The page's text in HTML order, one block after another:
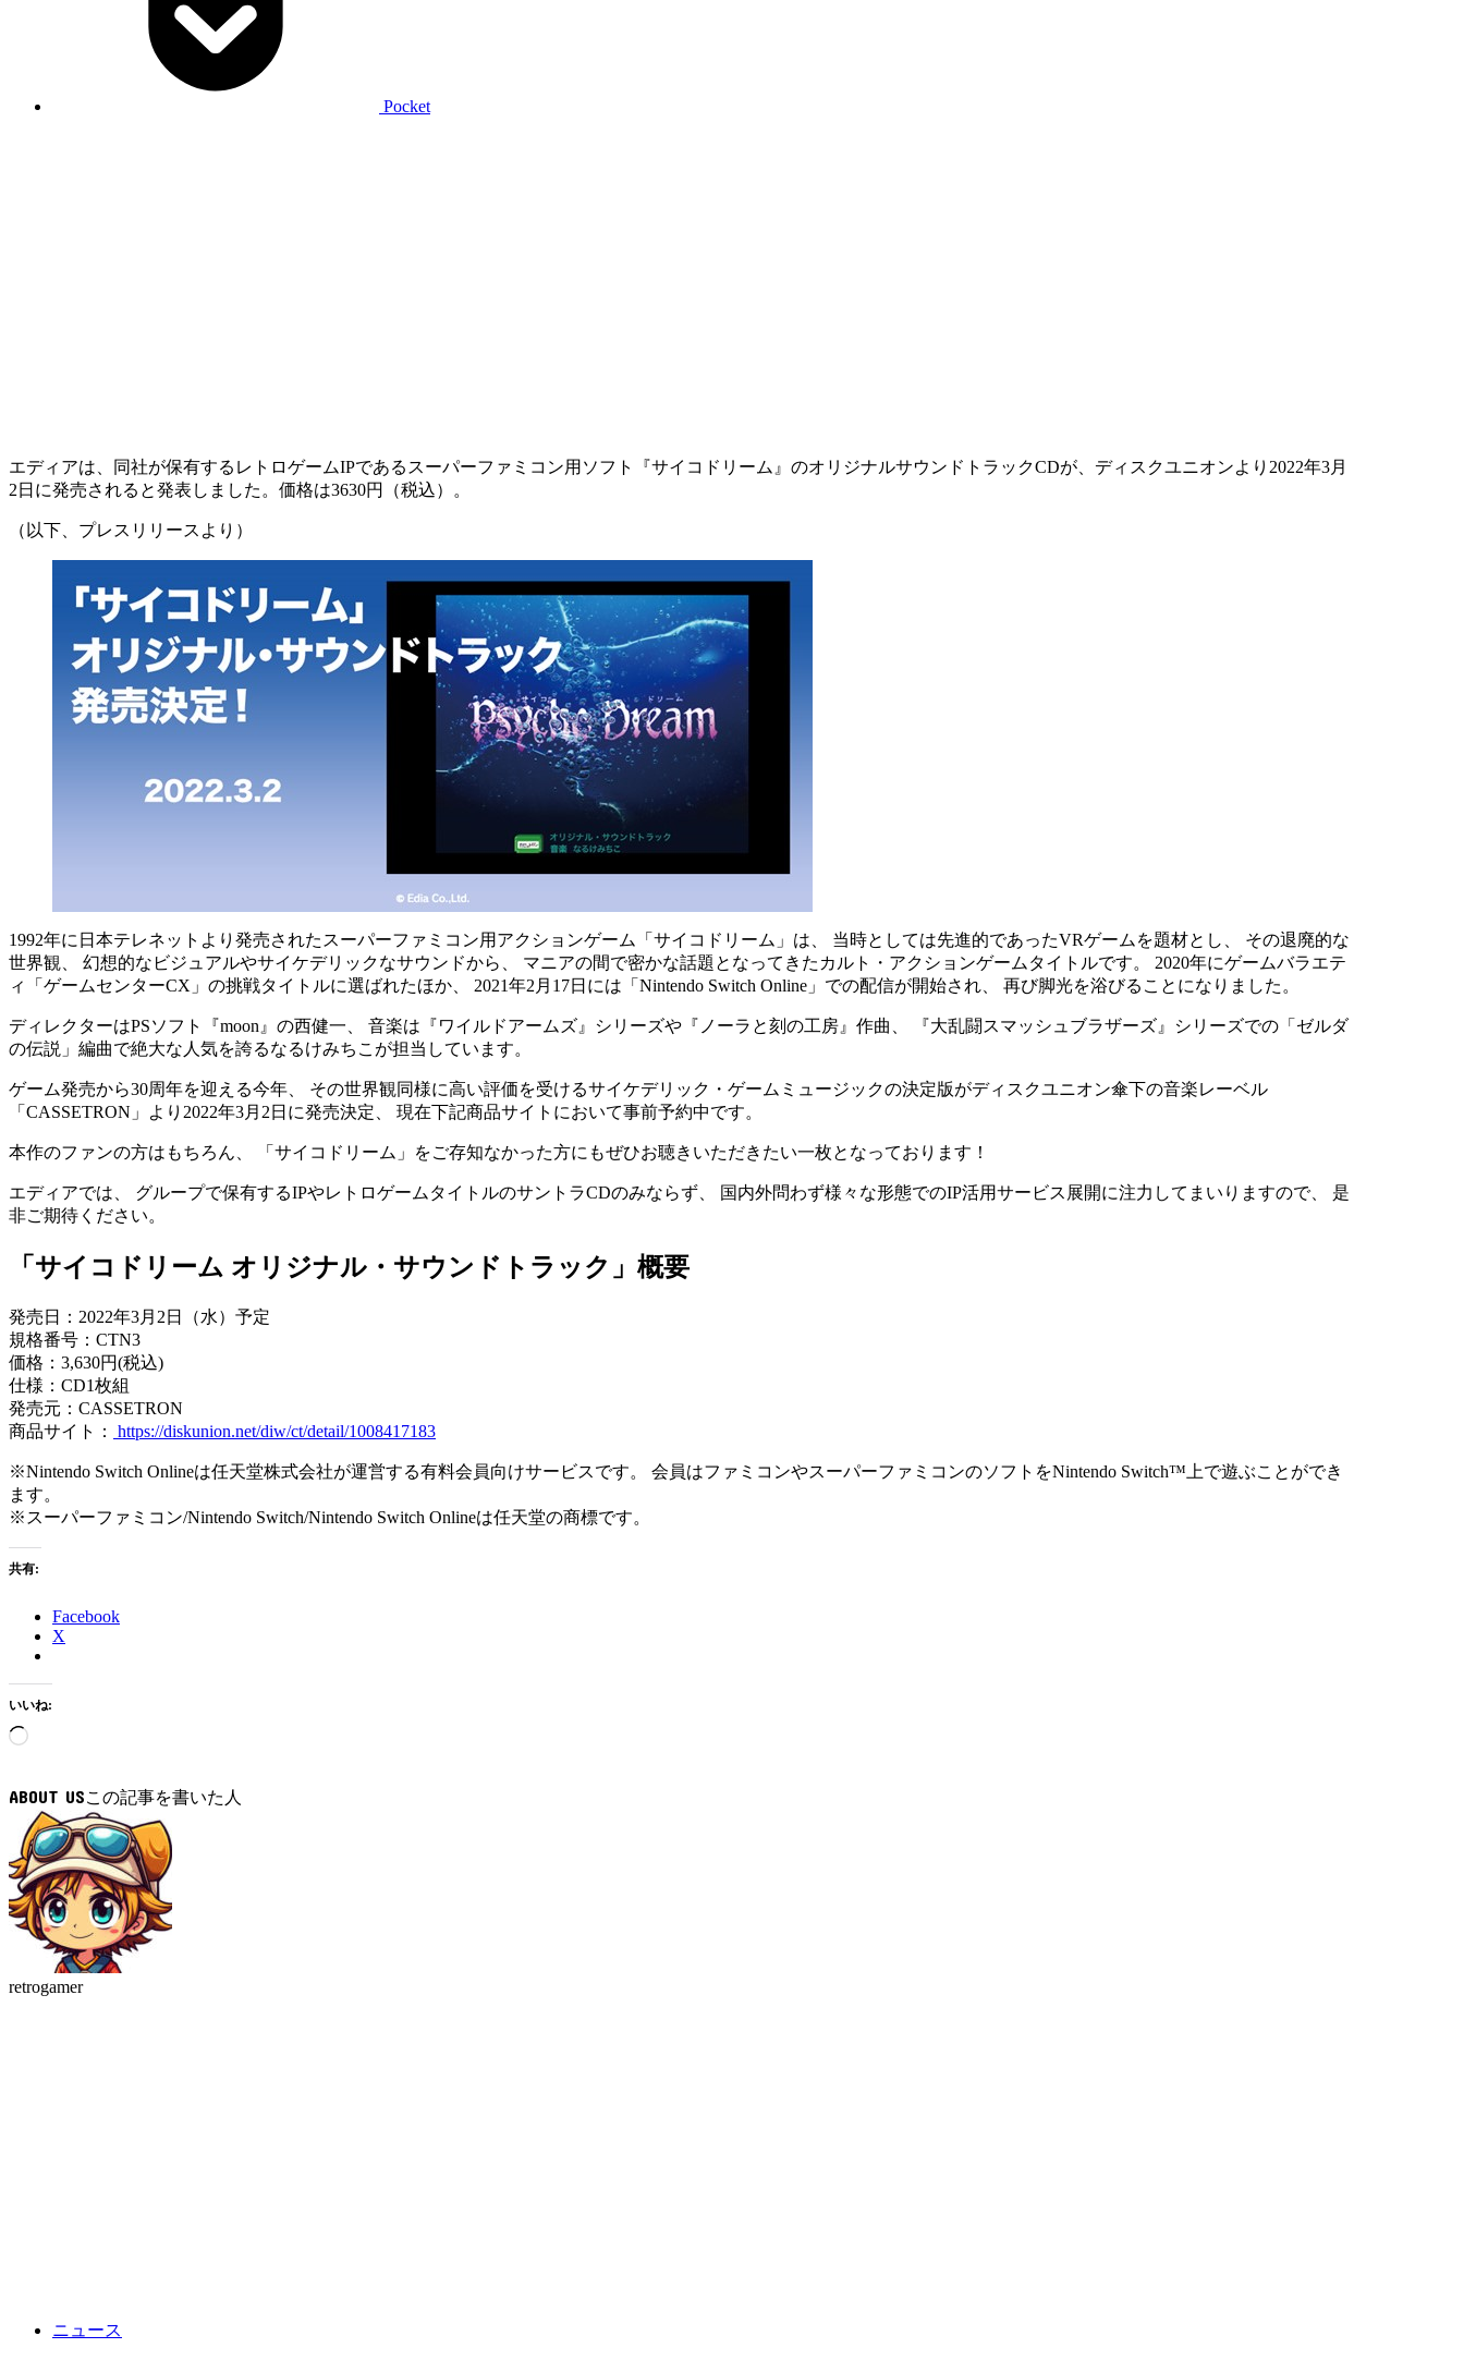
Pocket
エディアは、同社が保有するレトロゲームIPであるスーパーファミコン用ソフト『サイコドリーム』のオリジナルサウンドトラックCDが、ディスクユニオンより2022年3月
2日に発売されると発表しました。価格は3630円（税込）。
（以下、プレスリリースより）
1992年に日本テレネットより発売されたスーパーファミコン用アクションゲーム「サイコドリーム」は、 当時としては先進的であったVRゲームを題材とし、 その退廃的な
世界観、 幻想的なビジュアルやサイケデリックなサウンドから、 マニアの間で密かな話題となってきたカルト・アクションゲームタイトルです。 2020年にゲームバラエテ
ィ「ゲームセンターCX」の挑戦タイトルに選ばれたほか、 2021年2月17日には「Nintendo Switch Online」での配信が開始され、 再び脚光を浴びることになりました。
ディレクターはPSソフト『moon』の西健一、 音楽は『ワイルドアームズ』シリーズや『ノーラと刻の工房』作曲、 『大乱闘スマッシュブラザーズ』シリーズでの「ゼルダ
の伝説」編曲で絶大な人気を誇るなるけみちこが担当しています。
ゲーム発売から30周年を迎える今年、 その世界観同様に高い評価を受けるサイケデリック・ゲームミュージックの決定版がディスクユニオン傘下の音楽レーベル
「CASSETRON」より2022年3月2日に発売決定、 現在下記商品サイトにおいて事前予約中です。
本作のファンの方はもちろん、 「サイコドリーム」をご存知なかった方にもぜひお聴きいただきたい一枚となっております！
エディアでは、 グループで保有するIPやレトロゲームタイトルのサントラCDのみならず、 国内外問わず様々な形態でのIP活用サービス展開に注力してまいりますので、 是
非ご期待ください。
「サイコドリーム オリジナル・サウンドトラック」概要
発売日：2022年3月2日（水）予定
規格番号：CTN3
価格：3,630円(税込)
仕様：CD1枚組
発売元：CASSETRON
商品サイト：
https://diskunion.net/diw/ct/detail/1008417183
※Nintendo Switch Onlineは任天堂株式会社が運営する有料会員向けサービスです。 会員はファミコンやスーパーファミコンのソフトをNintendo Switch™上で遊ぶことができ
ます。
※スーパーファミコン/Nintendo Switch/Nintendo Switch Onlineは任天堂の商標です。
共有:
Facebook
X
いいね:
読
み
中…
ABOUT US
retrogamer
ニュース